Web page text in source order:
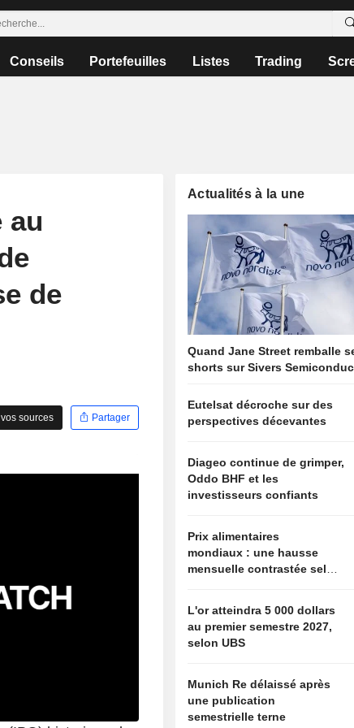
Conseils Portefeuilles Listes Trading
au
de
sources
Partager
Actualités à la une
Quand Jane Street remballe
shorts sur Sivers
Eutelsat décroche sur des
perspectives décevantes
Diageo continue de grimper,
Oddo BHF et les
investisseurs confiants
Prix alimentaires
mondiaux : une hausse
mensuelle contrastée selon
L'or atteindra 5 000 dollars
au premier semestre 2027,
selon UBS
Munich Re délaissé après
une publication
semestrielle terne